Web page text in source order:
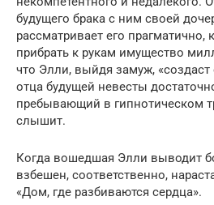
будущего брака с ним своей
рассматривает его прагматично,
прибрать к рукам имущество
что Элли, выйдя замуж,
отца будущей невесты
пребывающий в гипнотическом
слышит.
Когда вошедшая Элли выводит
взбешен, соответственно,
«Дом, где разбиваются сердца».